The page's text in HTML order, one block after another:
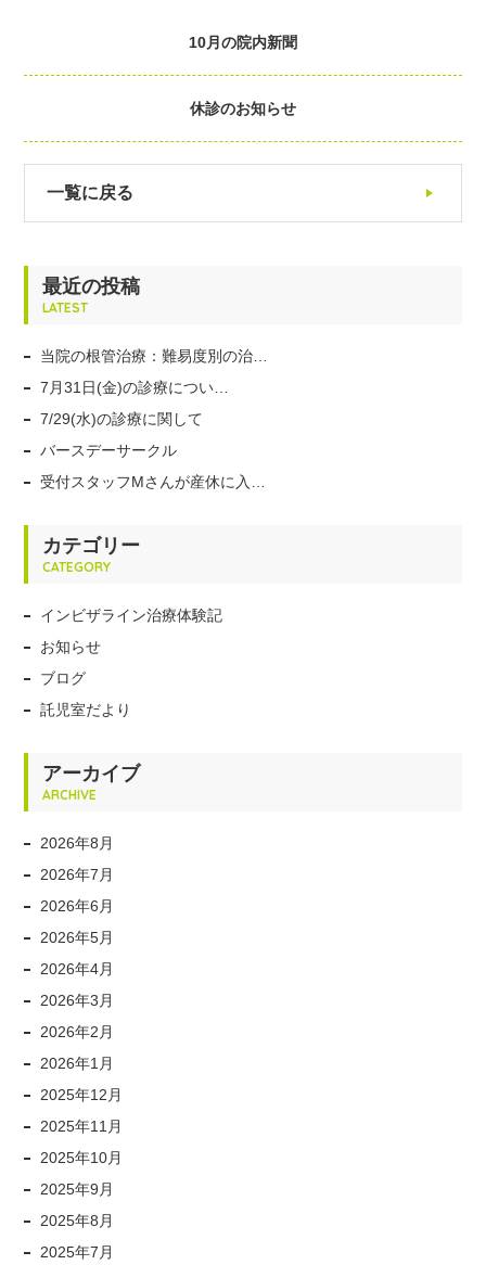
10月の院内新聞
休診のお知らせ
一覧に戻る
最近の投稿
LATEST
当院の根管治療：難易度別の治…
7月31日(金)の診療につい…
7/29(水)の診療に関して
バースデーサークル
受付スタッフMさんが産休に入…
カテゴリー
CATEGORY
インビザライン治療体験記
お知らせ
ブログ
託児室だより
アーカイブ
ARCHIVE
2026年8月
2026年7月
2026年6月
2026年5月
2026年4月
2026年3月
2026年2月
2026年1月
2025年12月
2025年11月
2025年10月
2025年9月
2025年8月
2025年7月